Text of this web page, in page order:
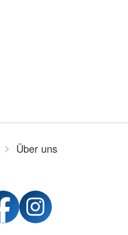
Über uns